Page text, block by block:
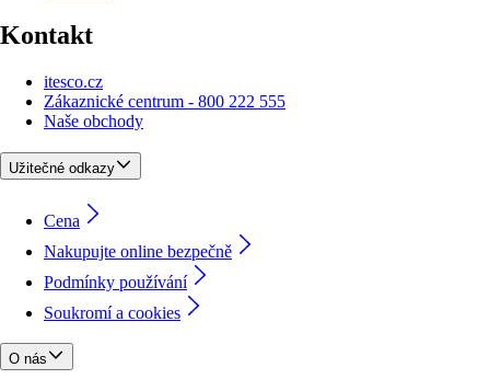
Kontakt
itesco.cz
Zákaznické centrum - 800 222 555
Naše obchody
Užitečné odkazy
Cena
Nakupujte online bezpečně
Podmínky používání
Soukromí a cookies
O nás